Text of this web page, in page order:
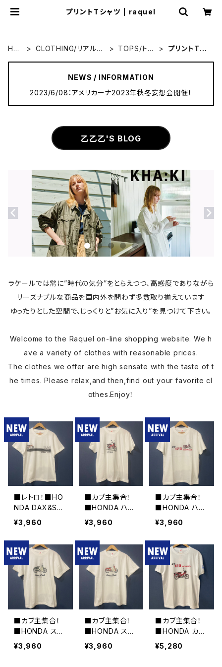
プリントTシャツ | raquel
HO
CLOTHING/リアルク
TOPS/トッ
プリントTシ
NEWS / INFORMATION
2023/6/08：アメリカーナ2023年秋冬妄想会開催！
乙乙乙'S BLOG
ラケールでは常に”時代の気分”をとらえつつ、高感度でありながら
リーズナブルな商品を国内外を問わず多数取り揃えています
ゆったりとした空間で、じっくりと”お気に入り”を見つけて下さい。
Welcome to the Raquel on-line shopping website. We h
ave a variety of clothes with reasonable prices.
The clothes we offer are high sensate with the taste of t
he times. Please relax,and then,find out your favorite cl
othes.Enjoy！
■レトロ！■HO
NDA DAX&ST
50ロゴTシャツ/
RED■GIFTにも
オススメ
¥3,960
■カブ主集合！
■HONDA ハン
ターカブTシャ
ツ/RED■GIFT
にもオススメ
¥3,960
■カブ主集合！
■HONDA ハン
ターカブ&CT12
5ロゴTシャツ/R
ED■GIFTにも
オススメ
¥3,960
■カブ主集合！
■HONDA スー
パーカブTシャ
ツ/グリーン■GI
¥3,960
■カブ主集合！
■HONDA スー
パーカブTシャツ
■GIFTにもオス
¥3,960
■カブ主集合！
■HONDA カブ
Tシャツ三羽烏
■GIFTにもオス
¥5,280